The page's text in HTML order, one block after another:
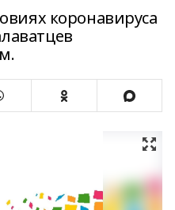
коронавируса